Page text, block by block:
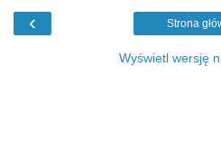
‹ Strona
Wyświetl wersję